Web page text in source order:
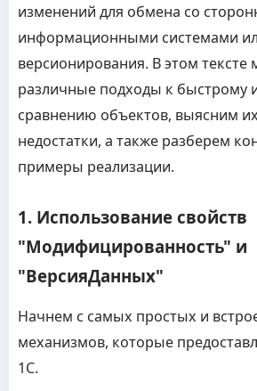
изменений для обмена со
информационными системами
версионирования. В этом
различные подходы к быстрому
сравнению объектов, выясним
недостатки, а также разберем
примеры реализации.
1. Использование свойств
"Модифицированность" и
"ВерсияДанных"
Начнем с самых простых и
механизмов, которые
1С.